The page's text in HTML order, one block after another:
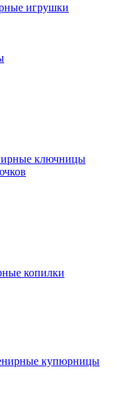
игрушки
ключницы
копилки
купюрницы